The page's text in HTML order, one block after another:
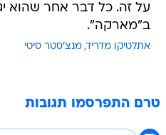
על זה. כל דבר אחר שהוא
ב"מארקה".
אתלטיקו מדריד מנצ'סטר סיטי
טרם התפרסמו תגובות